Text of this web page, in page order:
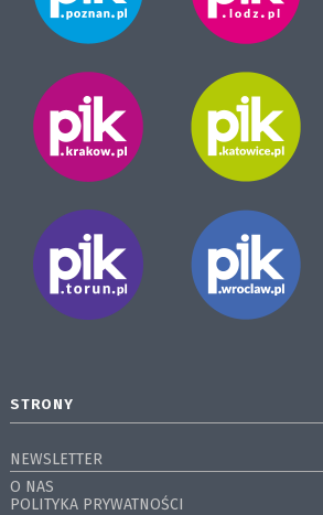
STRONY
NEWSLETTER
O NAS
POLITYKA PRYWATNOŚCI